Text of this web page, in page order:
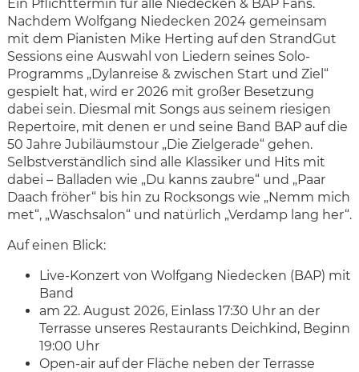
Ein Pflichttermin für alle Niedecken & BAP Fans.
Nachdem Wolfgang Niedecken 2024 gemeinsam
mit dem Pianisten Mike Herting auf den StrandGut
Sessions eine Auswahl von Liedern seines Solo-
Programms „Dylanreise & zwischen Start und Ziel“
gespielt hat, wird er 2026 mit großer Besetzung
dabei sein. Diesmal mit Songs aus seinem riesigen
Repertoire, mit denen er und seine Band BAP auf die
50 Jahre Jubiläumstour „Die Zielgerade“ gehen.
Selbstverständlich sind alle Klassiker und Hits mit
dabei – Balladen wie „Du kanns zaubre“ und „Paar
Daach fröher“ bis hin zu Rocksongs wie „Nemm mich
met“, „Waschsalon“ und natürlich „Verdamp lang her“.
Auf einen Blick:
Live-Konzert von Wolfgang Niedecken (BAP) mit
Band
am 22. August 2026, Einlass 17:30 Uhr an der
Terrasse unseres Restaurants Deichkind, Beginn
19:00 Uhr
Open-air auf der Fläche neben der Terrasse